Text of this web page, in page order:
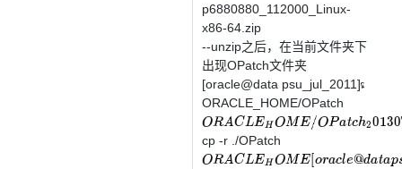
p6880880_112000_Linux-
x86-64.zip
--unzip之后，在当前文件夹下
出现OPatch文件夹
[oracle@data psu_jul_2011]m
ORACLE_HOME/OPatch
ORACLEHOME/OPatch20130705[
cp -r ./OPatch
ORACLEHOME[ora cle@datapsujul